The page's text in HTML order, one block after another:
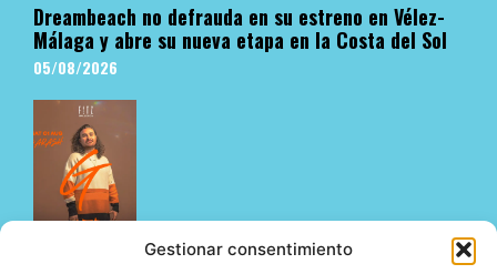
Gestionar consentimiento
Dreambeach no defrauda en su estreno en Vélez-
Málaga y abre su nueva etapa en la Costa del Sol
05/08/2026